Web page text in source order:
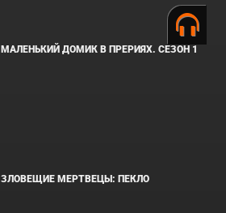
МАЛЕНЬКИЙ ДОМИК В ПРЕРИЯХ. СЕЗОН 1
ЗЛОВЕЩИЕ МЕРТВЕЦЫ: ПЕКЛО